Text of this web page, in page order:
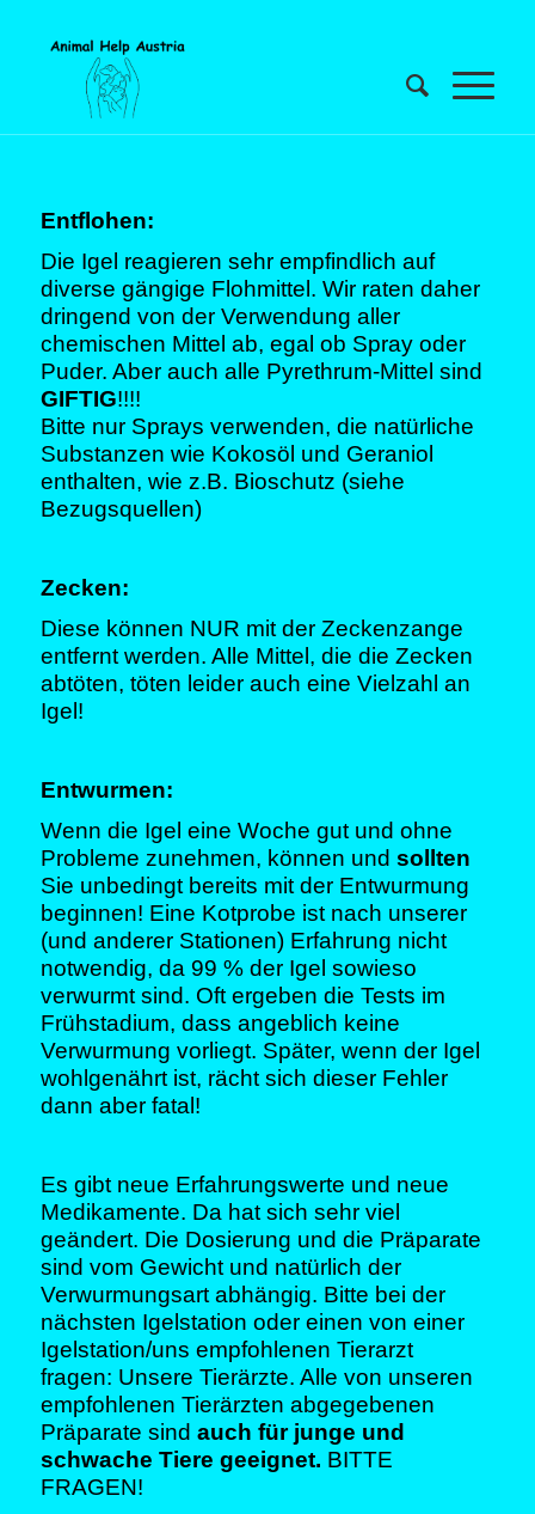
Entflohen:
Die Igel reagieren sehr empfindlich auf
diverse gängige Flohmittel. Wir raten daher
dringend von der Verwendung aller
chemischen Mittel ab, egal ob Spray oder
Puder. Aber auch alle Pyrethrum-Mittel sind
GIFTIG!!!!
Bitte nur Sprays verwenden, die natürliche
Substanzen wie Kokosöl und Geraniol
enthalten, wie z.B. Bioschutz (siehe
Bezugsquellen)
Zecken:
Diese können NUR mit der Zeckenzange
entfernt werden. Alle Mittel, die die Zecken
abtöten, töten leider auch eine Vielzahl an
Igel!
Entwurmen:
Wenn die Igel eine Woche gut und ohne
Probleme zunehmen, können und sollten
Sie unbedingt bereits mit der Entwurmung
beginnen! Eine Kotprobe ist nach unserer
(und anderer Stationen) Erfahrung nicht
notwendig, da 99 % der Igel sowieso
verwurmt sind. Oft ergeben die Tests im
Frühstadium, dass angeblich keine
Verwurmung vorliegt. Später, wenn der Igel
wohlgenährt ist, rächt sich dieser Fehler
dann aber fatal!
Es gibt neue Erfahrungswerte und neue
Medikamente. Da hat sich sehr viel
geändert. Die Dosierung und die Präparate
sind vom Gewicht und natürlich der
Verwurmungsart abhängig. Bitte bei der
nächsten Igelstation oder einen von einer
Igelstation/uns empfohlenen Tierarzt
fragen: Unsere Tierärzte. Alle von unseren
empfohlenen Tierärzten abgegebenen
Präparate sind auch für junge und
schwache Tiere geeignet. BITTE
FRAGEN!